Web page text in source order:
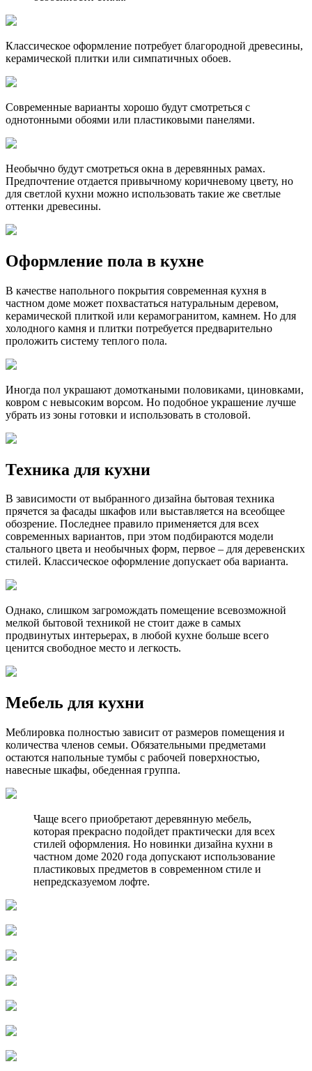
Классическое оформление потребует благородной древесины,
керамической плитки или симпатичных обоев.
Современные варианты хорошо будут смотреться с
однотонными обоями или пластиковыми панелями.
Необычно будут смотреться окна в деревянных рамах.
Предпочтение отдается привычному коричневому цвету, но
для светлой кухни можно использовать такие же светлые
оттенки древесины.
Оформление пола в кухне
В качестве напольного покрытия современная кухня в
частном доме может похвастаться натуральным деревом,
керамической плиткой или керамогранитом, камнем. Но для
холодного камня и плитки потребуется предварительно
проложить систему теплого пола.
Иногда пол украшают домоткаными половиками, циновками,
ковром с невысоким ворсом. Но подобное украшение лучше
убрать из зоны готовки и использовать в столовой.
Техника для кухни
В зависимости от выбранного дизайна бытовая техника
прячется за фасады шкафов или выставляется на всеобщее
обозрение. Последнее правило применяется для всех
современных вариантов, при этом подбираются модели
стального цвета и необычных форм, первое – для деревенских
стилей. Классическое оформление допускает оба варианта.
Однако, слишком загромождать помещение всевозможной
мелкой бытовой техникой не стоит даже в самых
продвинутых интерьерах, в любой кухне больше всего
ценится свободное место и легкость.
Мебель для кухни
Меблировка полностью зависит от размеров помещения и
количества членов семьи. Обязательными предметами
остаются напольные тумбы с рабочей поверхностью,
навесные шкафы, обеденная группа.
Чаще всего приобретают деревянную мебель,
которая прекрасно подойдет практически для всех
стилей оформления. Но новинки дизайна кухни в
частном доме 2020 года допускают использование
пластиковых предметов в современном стиле и
непредсказуемом лофте.